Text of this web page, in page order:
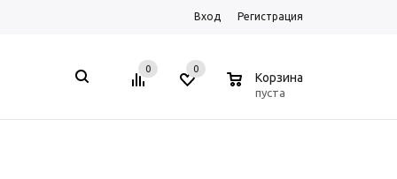
Вход Регистрация
0 0
Корзина
пуста